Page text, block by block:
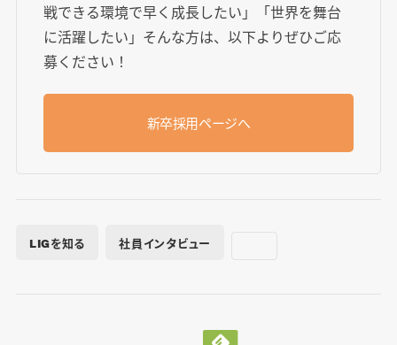
戦できる環境で早く成長したい」「世界を舞台
に活躍したい」そんな方は、以下よりぜひご応
募ください！
新卒採用ページへ
LIGを知る 社員インタビュー